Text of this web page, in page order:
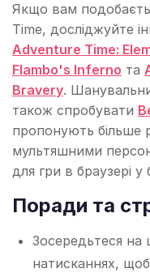
Якщо вам
Time, досліджуйте
Adventure Time:
Flambo's Inferno та
Bravery.
також спробувати
пропонують більше
мультяшними
для гри в браузері у
Поради та
Зосередьтеся на
натисканнях, щоб